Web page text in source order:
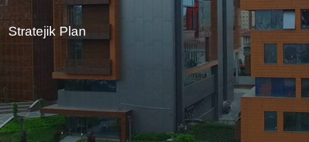
Stratejik Plan